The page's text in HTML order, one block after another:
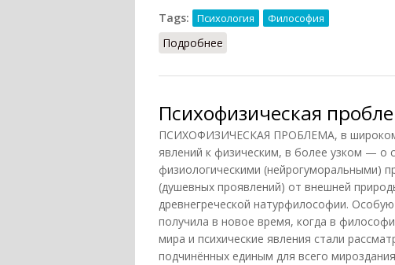
Tags:
Психология Философия
Подробнее
Психофизическая
ПСИХОФИЗИЧЕСКАЯ ПРОБЛЕМА, в
явлений к физическим, в более узком — о
физиологическими (нейрогуморальными)
(душевных проявлений) от внешней
древнегреческой натурфилософии.
получила в новое время, когда в
мира и психические явления стали
подчинённых единым для всего